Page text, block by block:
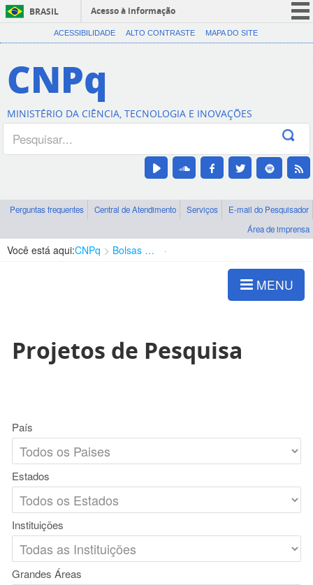
BRASIL
Acesso à informação
CORONAVÍRUS (COVID-19)
Canais
ACESSIBILIDADE ALTO CONTRASTE MAPA DO SITE
CNPq
MINISTÉRIO DA CIÊNCIA, TECNOLOGIA E INOVAÇÕES
Perguntas frequentes Central de Atendimento Serviços
E-mail do Pesquisador
Área de imprensa
Você está aqui:CNPq Bolsas e Auxílios Vigentes
MENU
Projetos de Pesquisa
País
Estados
Instituições
Grandes Áreas